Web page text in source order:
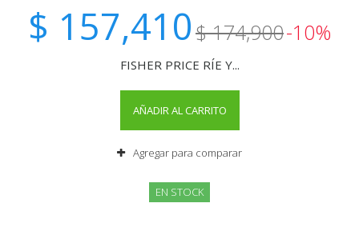
$ 157,410$ 174,900-10%
FISHER PRICE RÍE Y...
AÑADIR AL CARRITO
Agregar para comparar
EN STOCK